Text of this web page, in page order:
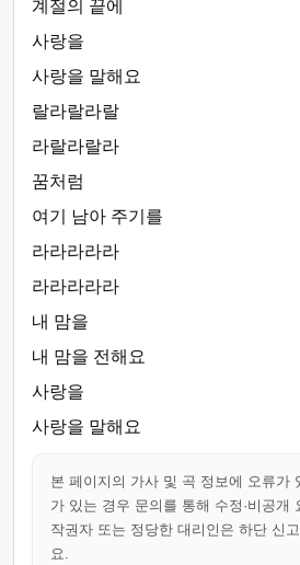
계절의 끝에
사랑을
사랑을 말해요
랄라랄라랄
라랄라랄라
꿈처럼
여기 남아 주기를
라라라라라
라라라라라
내 맘을
내 맘을 전해요
사랑을
사랑을 말해요
본 페이지의 가사 및 곡 정보에 오류가
가 있는 경우 문의를 통해 수정·비공개
작권자 또는 정당한 대리인은 하단 신
요.